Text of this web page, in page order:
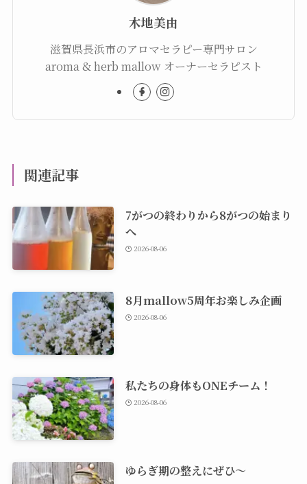
木地美由
滋賀県長浜市のアロマセラピー専門サロン
aroma & herb mallow オーナーセラピスト
関連記事
7がつの終わりから8がつの始まり
へ
2026-08-06
8月mallow5周年お楽しみ企画
2026-08-06
私たちの身体もONEチーム！
2026-08-06
ゆらぎ期の整えにぜひ～